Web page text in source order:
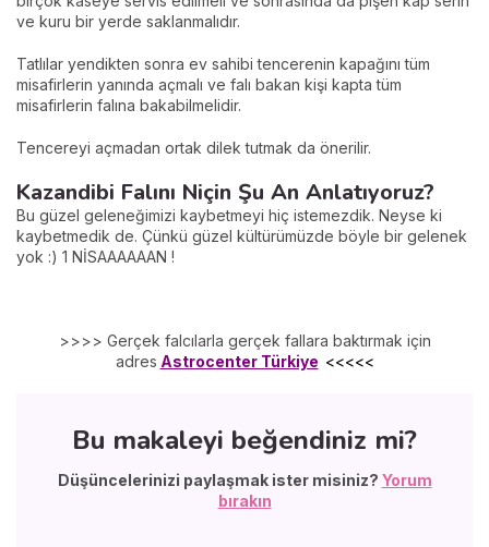
ve kuru bir yerde saklanmalıdır.
Tatlılar yendikten sonra ev sahibi tencerenin kapağını tüm
misafirlerin yanında açmalı ve falı bakan kişi kapta tüm
misafirlerin falına bakabilmelidir.
Tencereyi açmadan ortak dilek tutmak da önerilir.
Kazandibi Falını Niçin Şu An Anlatıyoruz?
Bu güzel geleneğimizi kaybetmeyi hiç istemezdik. Neyse ki
kaybetmedik de. Çünkü güzel kültürümüzde böyle bir gelenek
yok :) 1 NİSAAAAAAN !
>>>> Gerçek falcılarla gerçek fallara baktırmak için
adres Astrocenter Türkiye <<<<<
Bu makaleyi beğendiniz mi?
Düşüncelerinizi paylaşmak ister misiniz? Yorum
bırakın